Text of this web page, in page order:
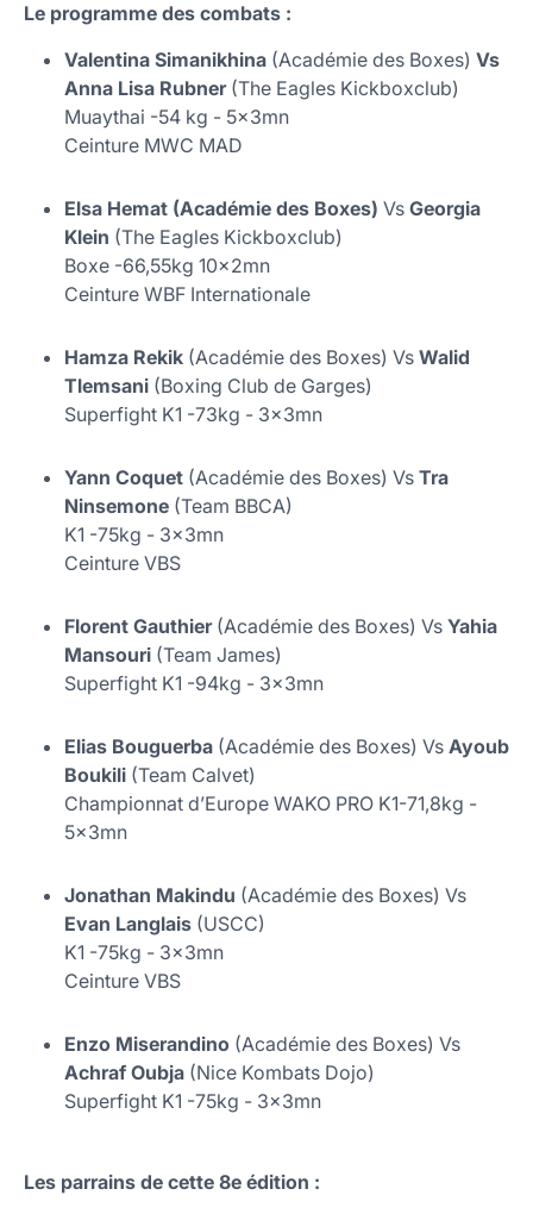
Le programme des combats :
Valentina Simanikhina (Académie des Boxes) Vs
Anna Lisa Rubner(The Eagles Kickboxclub)
Muaythai -54 kg - 5x3mn
Ceinture MWC MAD
Elsa Hemat (Académie des Boxes) Vs Georgia
Klein (The Eagles Kickboxclub)
Boxe -66,55kg 10x2mn
Ceinture WBF Internationale
Hamza Rekik (Académie des Boxes) Vs Walid
Tlemsani (Boxing Club de Garges)
Superfight K1 -73kg - 3x3mn
Yann Coquet (Académie des Boxes) Vs Tra
Ninsemone (Team BBCA)
K1 -75kg - 3x3mn
Ceinture VBS
Florent Gauthier (Académie des Boxes) Vs Yahia
Mansouri (Team James)
Superfight K1 -94kg - 3x3mn
Elias Bouguerba (Académie des Boxes) Vs Ayoub
Boukili (Team Calvet)
Championnat d’Europe WAKO PRO K1-71,8kg -
5x3mn
Jonathan Makindu (Académie des Boxes) Vs
Evan Langlais (USCC)
K1 -75kg - 3x3mn
Ceinture VBS
Enzo Miserandino (Académie des Boxes) Vs
Achraf Oubja (Nice Kombats Dojo)
Superfight K1 -75kg - 3x3mn
Les parrains de cette 8e édition :